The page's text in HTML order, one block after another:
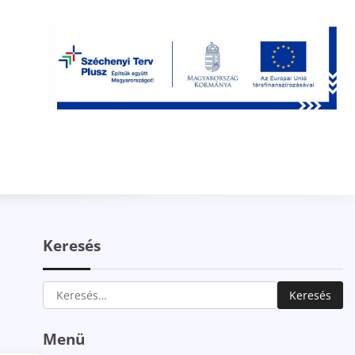
Keresés
Keresés:
Menü